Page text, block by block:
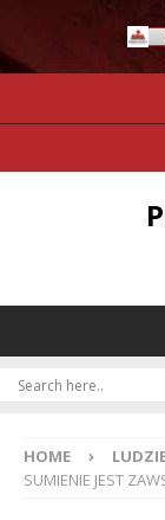
HOME
SUMIENIE JEST